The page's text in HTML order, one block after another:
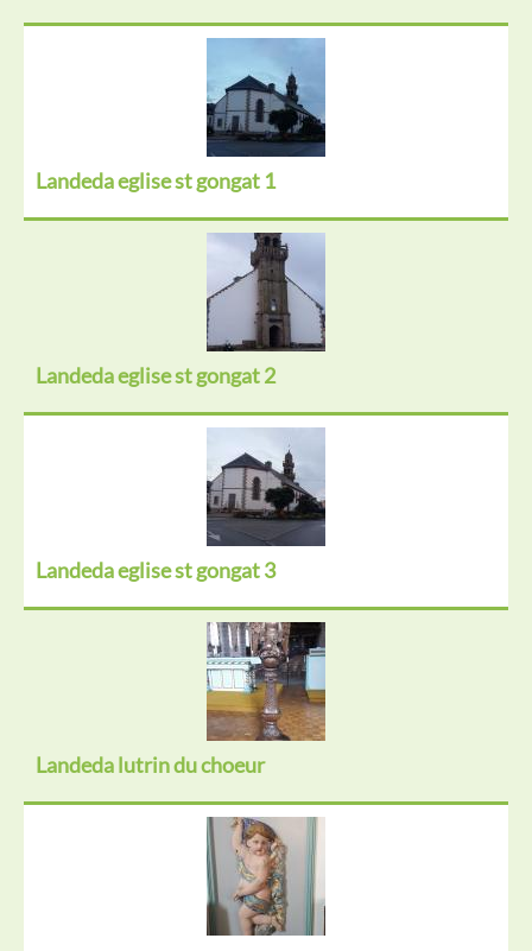
Landeda eglise st gongat 1
Landeda eglise st gongat 2
Landeda eglise st gongat 3
Landeda lutrin du choeur